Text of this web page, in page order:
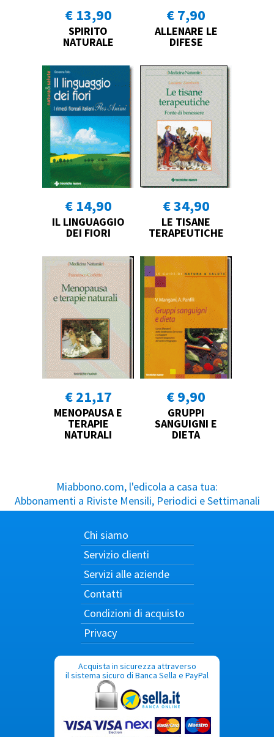
€ 13,90
SPIRITO
NATURALE
€ 7,90
ALLENARE LE
DIFESE
€ 14,90
IL LINGUAGGIO
DEI FIORI
€ 34,90
LE TISANE
TERAPEUTICHE
€ 21,17
MENOPAUSA E
TERAPIE
NATURALI
€ 9,90
GRUPPI
SANGUIGNI E
DIETA
Miabbono.com, l'edicola a casa tua:
Abbonamenti a Riviste Mensili, Periodici e Settimanali
Chi siamo
Servizio clienti
Servizi alle aziende
Contatti
Condizioni di acquisto
Privacy
Acquista in sicurezza attraverso
il sistema sicuro di Banca Sella e PayPal